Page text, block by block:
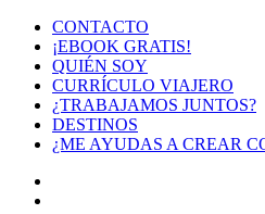
CONTACTO
¡EBOOK GRATIS!
QUIÉN SOY
CURRÍCULO VIAJERO
¿TRABAJAMOS JUNTOS?
DESTINOS
¿ME AYUDAS A CREAR